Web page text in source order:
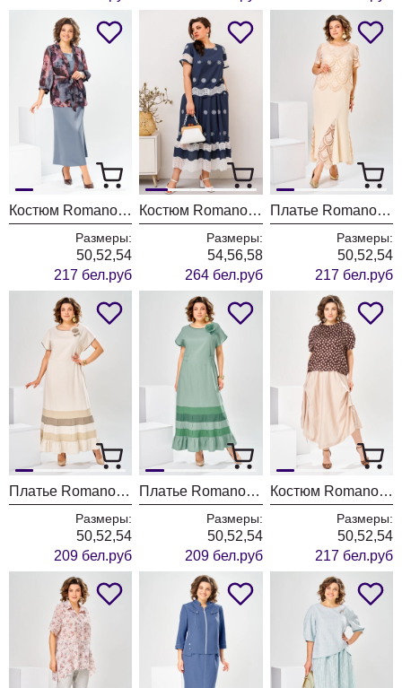
Костюм Romanovich Style 3-2789 серый
Размеры:
50,52,54
217 бел.руб
Костюм Romanovich Style 2-2676
Размеры:
54,56,58
264 бел.руб
Платье Romanovich Style 1-2927 кремовый
Размеры:
50,52,54
217 бел.руб
Платье Romanovich Style 1-2929 молочный
Размеры:
50,52,54
209 бел.руб
Платье Romanovich Style 1-2929 зеленый
Размеры:
50,52,54
209 бел.руб
Костюм Romanovich Style 2-2916
Размеры:
50,52,54
217 бел.руб